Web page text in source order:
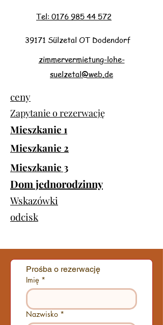
Zapytanie o rezerwację
ceny
odcisk
Wskazówki
Tel: 0176 985 44 572
39171 Sülzetal OT Dodendorf
zimmervermietung-lohe-
suelzetal@web.de
Mieszkanie 1
Mieszkanie 2
Mieszkanie 3
Dom jednorodzinny
Prośba o rezerwację
Imię *
Nazwisko *